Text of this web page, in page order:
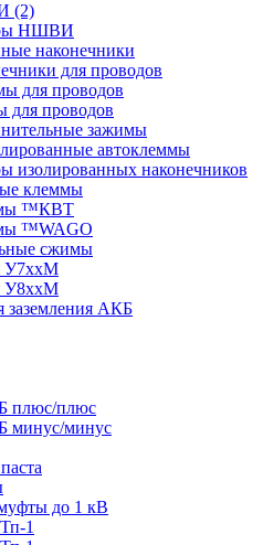
(2)
НШВИ
наконечники
для проводов
для проводов
для проводов
зажимы
автоклеммы
изолированных наконечников
клеммы
™КВТ
™WAGO
сжимы
У7ххМ
У8ххМ
заземления АКБ
плюс/плюс
минус/минус
до 1 кВ
1